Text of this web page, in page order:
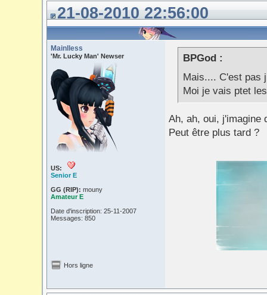
21-08-2010 22:56:00
Mainlless
'Mr. Lucky Man' Newser
US:
Senior E
GG (RIP): mouny
Amateur E
Date d'inscription: 25-11-2007
Messages: 850
BPGod :
Mais.... C'est pas
Moi je vais ptet
Ah, ah, oui, j'imagine
Peut être plus tard ?
Hors ligne